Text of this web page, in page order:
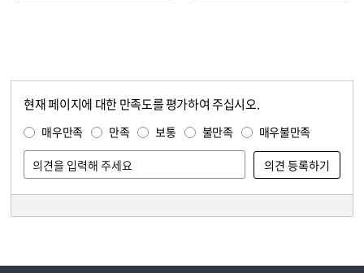
현재 페이지에 대한 만족도를 평가하여 주십시오.
매우만족 만족 보통 불만족 매우불만족